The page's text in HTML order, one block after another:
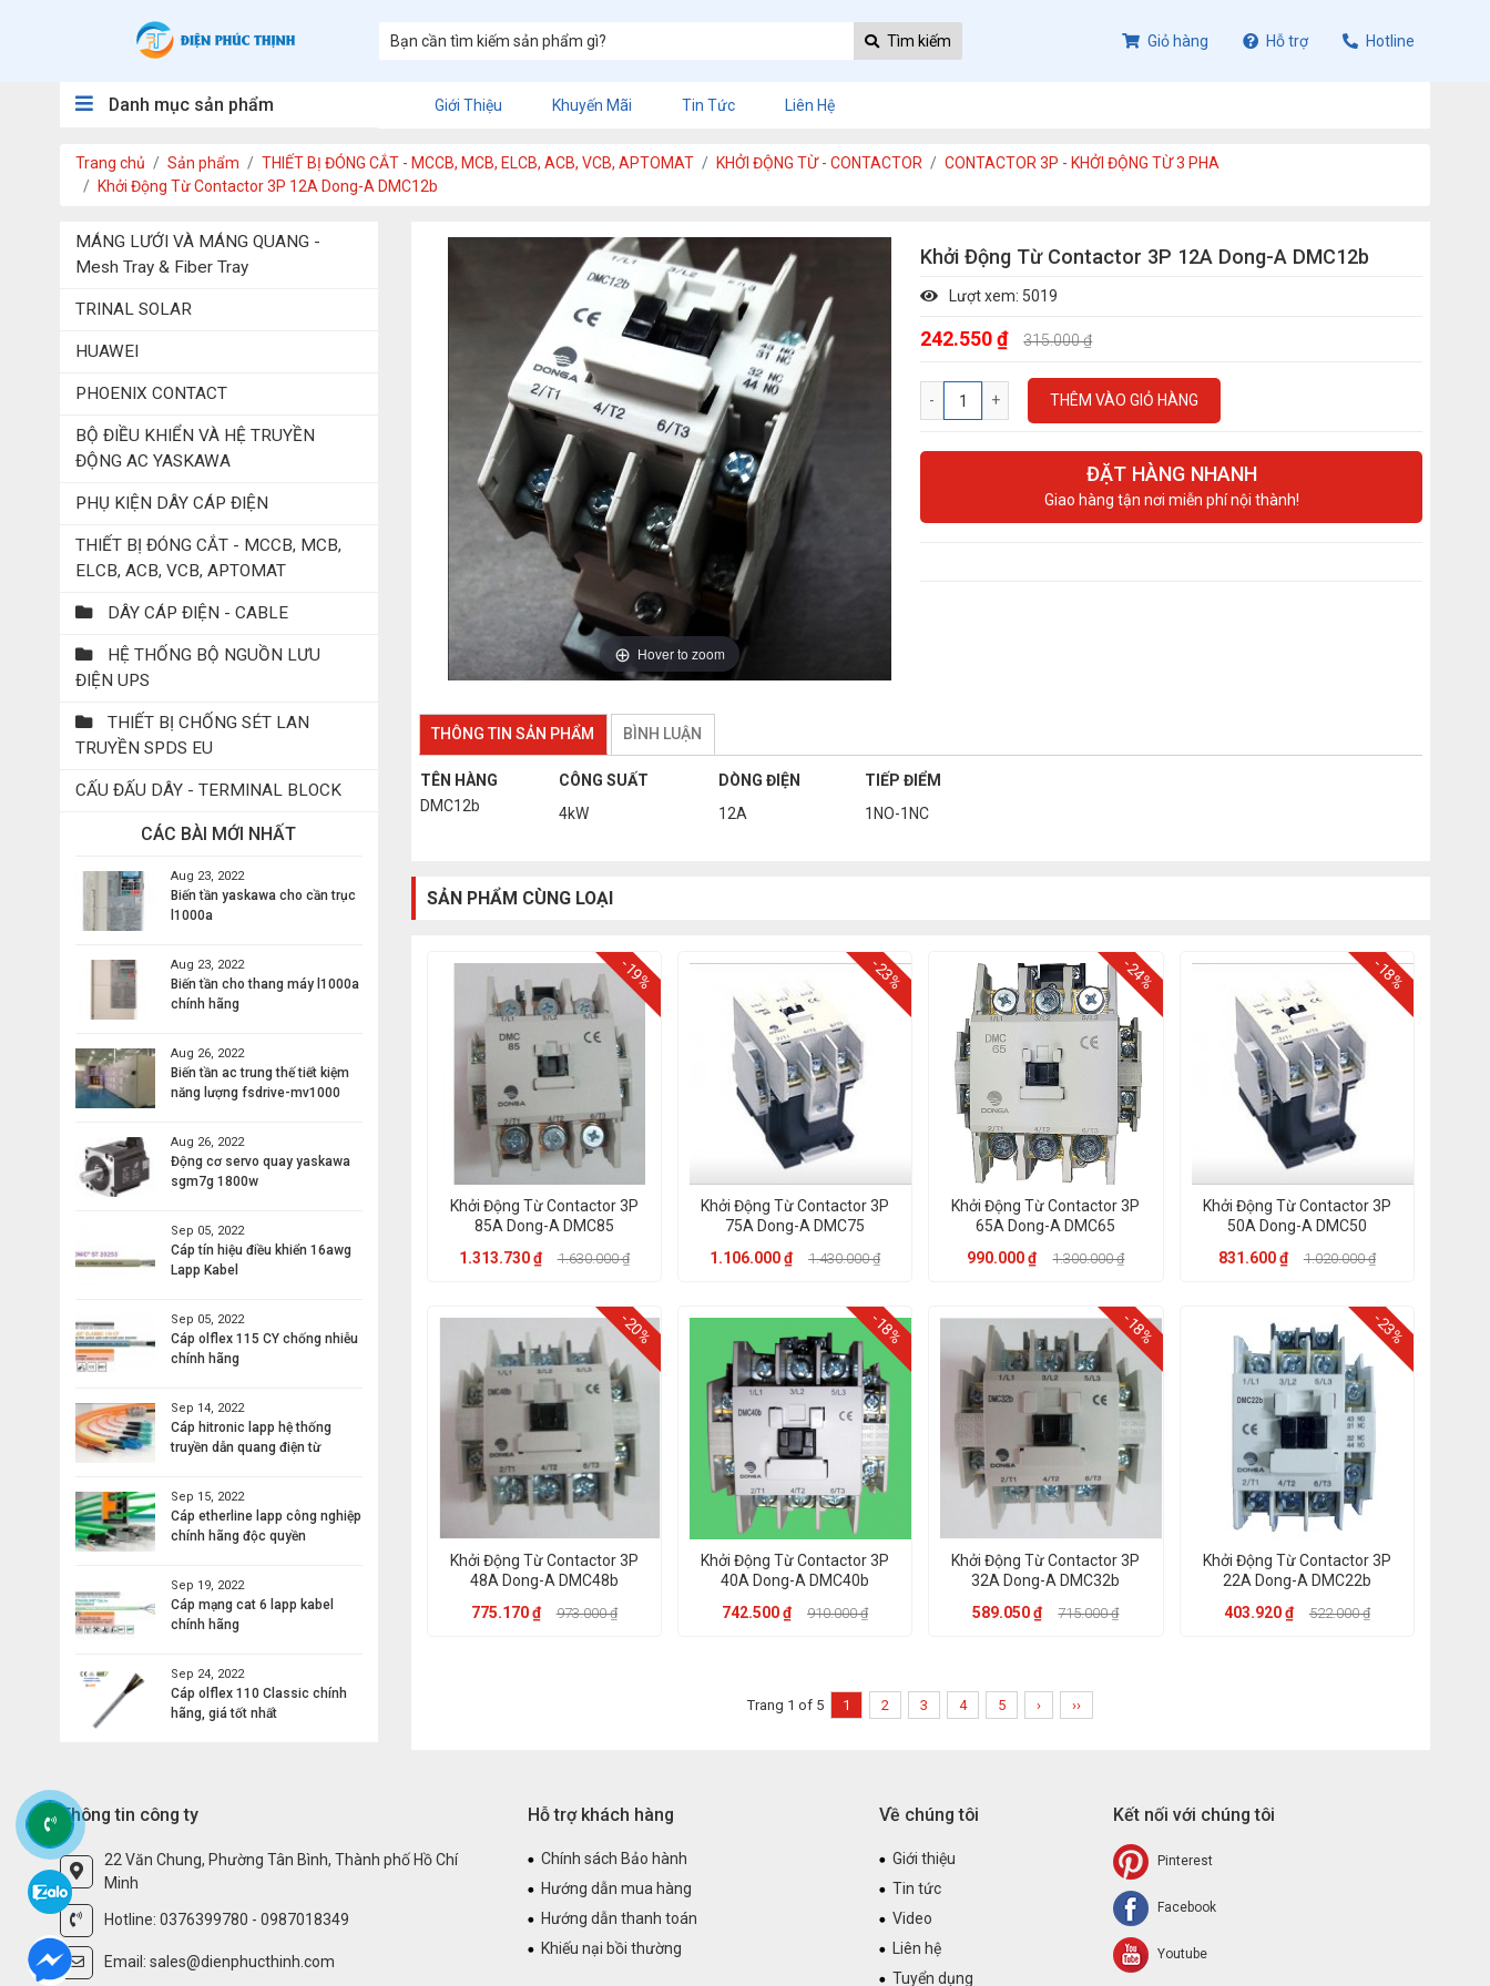
Tìm kiếm Giỏ hàng Hỗ trợ Hotline
Danh mục sản phẩm Giới Thiệu Khuyến Mãi Tin Tức Liên Hệ
Trang chủ Sản phẩm THIẾT BỊ ĐÓNG CẮT - MCCB, MCB, ELCB, ACB, VCB, APTOMAT KHỞI ĐỘNG TỪ - CONTACTOR
CONTACTOR 3P - KHỞI ĐỘNG TỪ 3 PHA
Khởi Động Từ Contactor 3P 12A Dong-A DMC12b
MÁNG LƯỚI VÀ MÁNG QUANG -
Mesh Tray & Fiber Tray
TRINAL SOLAR
HUAWEI
PHOENIX CONTACT
BỘ ĐIỀU KHIỂN VÀ HỆ TRUYỀN
ĐỘNG AC YASKAWA
PHỤ KIỆN DÂY CÁP ĐIỆN
THIẾT BỊ ĐÓNG CẮT - MCCB, MCB,
ELCB, ACB, VCB, APTOMAT
DÂY CÁP ĐIỆN - CABLE
HỆ THỐNG BỘ NGUỒN LƯU
ĐIỆN UPS
THIẾT BỊ CHỐNG SÉT LAN
TRUYỀN SPDS EU
CẤU ĐẤU DÂY - TERMINAL BLOCK
CÁC BÀI MỚI NHẤT
Aug 23, 2022
Biến tần yaskawa cho cần trục
l1000a
Aug 23, 2022
Biến tần cho thang máy l1000a
chính hãng
Aug 26, 2022
Biến tần ac trung thế tiết kiệm
năng lượng fsdrive-mv1000
Aug 26, 2022
Động cơ servo quay yaskawa
sgm7g 1800w
Sep 05, 2022
Cáp tín hiệu điều khiển 16awg
Lapp Kabel
Sep 05, 2022
Cáp olflex 115 CY chống nhiễu
chính hãng
Sep 14, 2022
Cáp hitronic lapp hệ thống
truyền dẫn quang điện từ
Sep 15, 2022
Cáp etherline lapp công nghiệp
chính hãng độc quyền
Sep 19, 2022
Cáp mạng cat 6 lapp kabel
chính hãng
Sep 24, 2022
Cáp olflex 110 Classic chính
hãng, giá tốt nhất
Hover to zoom
Khởi Động Từ Contactor 3P 12A Dong-A DMC12b
Lượt xem: 5019
242.550 ₫ 315.000 ₫
THÊM VÀO GIỎ HÀNG
ĐẶT HÀNG NHANH
Giao hàng tận nơi miễn phí nội thành!
THÔNG TIN SẢN PHẨM BÌNH LUẬN
TÊN HÀNG CÔNG SUẤT DÒNG ĐIỆN
TIẾP ĐIỂM
DMC12b
4kW 12A 1NO-1NC
SẢN PHẨM CÙNG LOẠI
-19%
Khởi Động Từ Contactor 3P
85A Dong-A DMC85
1.313.730 ₫
1.630.000 ₫
-23%
Khởi Động Từ Contactor 3P
75A Dong-A DMC75
1.106.000 ₫
1.430.000 ₫
-24%
Khởi Động Từ Contactor 3P
65A Dong-A DMC65
990.000 ₫
1.300.000 ₫
-18%
Khởi Động Từ Contactor 3P
50A Dong-A DMC50
831.600 ₫
1.020.000 ₫
-20%
Khởi Động Từ Contactor 3P
48A Dong-A DMC48b
775.170 ₫
973.000 ₫
-18%
Khởi Động Từ Contactor 3P
40A Dong-A DMC40b
742.500 ₫
910.000 ₫
-18%
Khởi Động Từ Contactor 3P
32A Dong-A DMC32b
589.050 ₫
715.000 ₫
-23%
Khởi Động Từ Contactor 3P
22A Dong-A DMC22b
403.920 ₫
522.000 ₫
Trang 1 of 5 1 2 3 4 5 › ››
Thông tin công ty
22 Văn Chung, Phường Tân Bình, Thành phố Hồ Chí
Minh
Hotline: 0376399780 - 0987018349
Email: sales@dienphucthinh.com
Hỗ trợ khách hàng
Chính sách Bảo hành
Hướng dẫn mua hàng
Hướng dẫn thanh toán
Khiếu nại bồi thường
Về chúng tôi
Giới thiệu
Tin tức
Video
Liên hệ
Tuyển dụng
Kết nối với chúng tôi
Pinterest
Facebook
Youtube